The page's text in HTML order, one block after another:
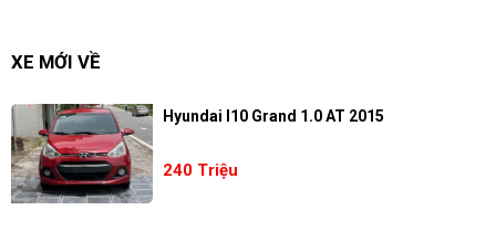
XE MỚI VỀ
Hyundai I10 Grand 1.0 AT 2015
240 Triệu